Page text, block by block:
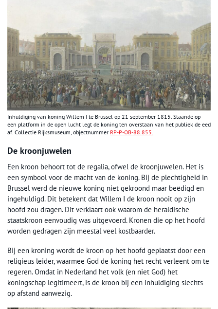
Inhuldiging van koning Willem I te Brussel op 21 september 1815. Staande op
een platform in de open lucht legt de koning ten overstaan van het publiek de eed
af. Collectie Rijksmuseum, objectnummer RP-P-OB-88.855.
De kroonjuwelen
Een kroon behoort tot de regalia, ofwel de kroonjuwelen. Het is
een symbool voor de macht van de koning. Bij de plechtigheid in
Brussel werd de nieuwe koning niet gekroond maar beëdigd en
ingehuldigd. Dit betekent dat Willem I de kroon nooit op zijn
hoofd zou dragen. Dit verklaart ook waarom de heraldische
staatskroon eenvoudig was uitgevoerd. Kronen die op het hoofd
worden gedragen zijn meestal veel kostbaarder.
Bij een kroning wordt de kroon op het hoofd geplaatst door een
religieus leider, waarmee God de koning het recht verleent om te
regeren. Omdat in Nederland het volk (en niet God) het
koningschap legitimeert, is de kroon bij een inhuldiging slechts
op afstand aanwezig.